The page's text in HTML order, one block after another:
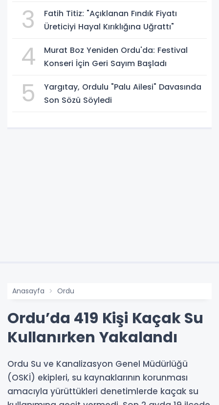
3
Fatih Titiz: "Açıklanan Fındık Fiyatı
Üreticiyi Hayal Kırıklığına Uğrattı"
4
Murat Boz Yeniden Ordu'da: Festival
Konseri İçin Geri Sayım Başladı
5
Yargıtay, Ordulu "Palu Ailesi" Davasında
Son Sözü Söyledi
Anasayfa Ordu
Ordu’da 419 Kişi Kaçak Su
Kullanırken Yakalandı
Ordu Su ve Kanalizasyon Genel Müdürlüğü
(OSKİ) ekipleri, su kaynaklarının korunması
amacıyla yürüttükleri denetimlerde kaçak su